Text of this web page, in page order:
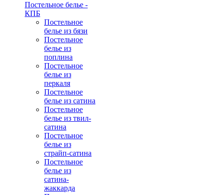
Постельное белье -
КПБ
Постельное
белье из бязи
Постельное
белье из
поплина
Постельное
белье из
перкаля
Постельное
белье из сатина
Постельное
белье из твил-
сатина
Постельное
белье из
страйп-сатина
Постельное
белье из
сатина-
жаккарда